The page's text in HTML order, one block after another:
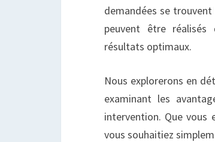
demandées se
peuvent être
résultats optimaux.
Nous explorerons en
examinant les
intervention. Que vous
vous souhaitiez